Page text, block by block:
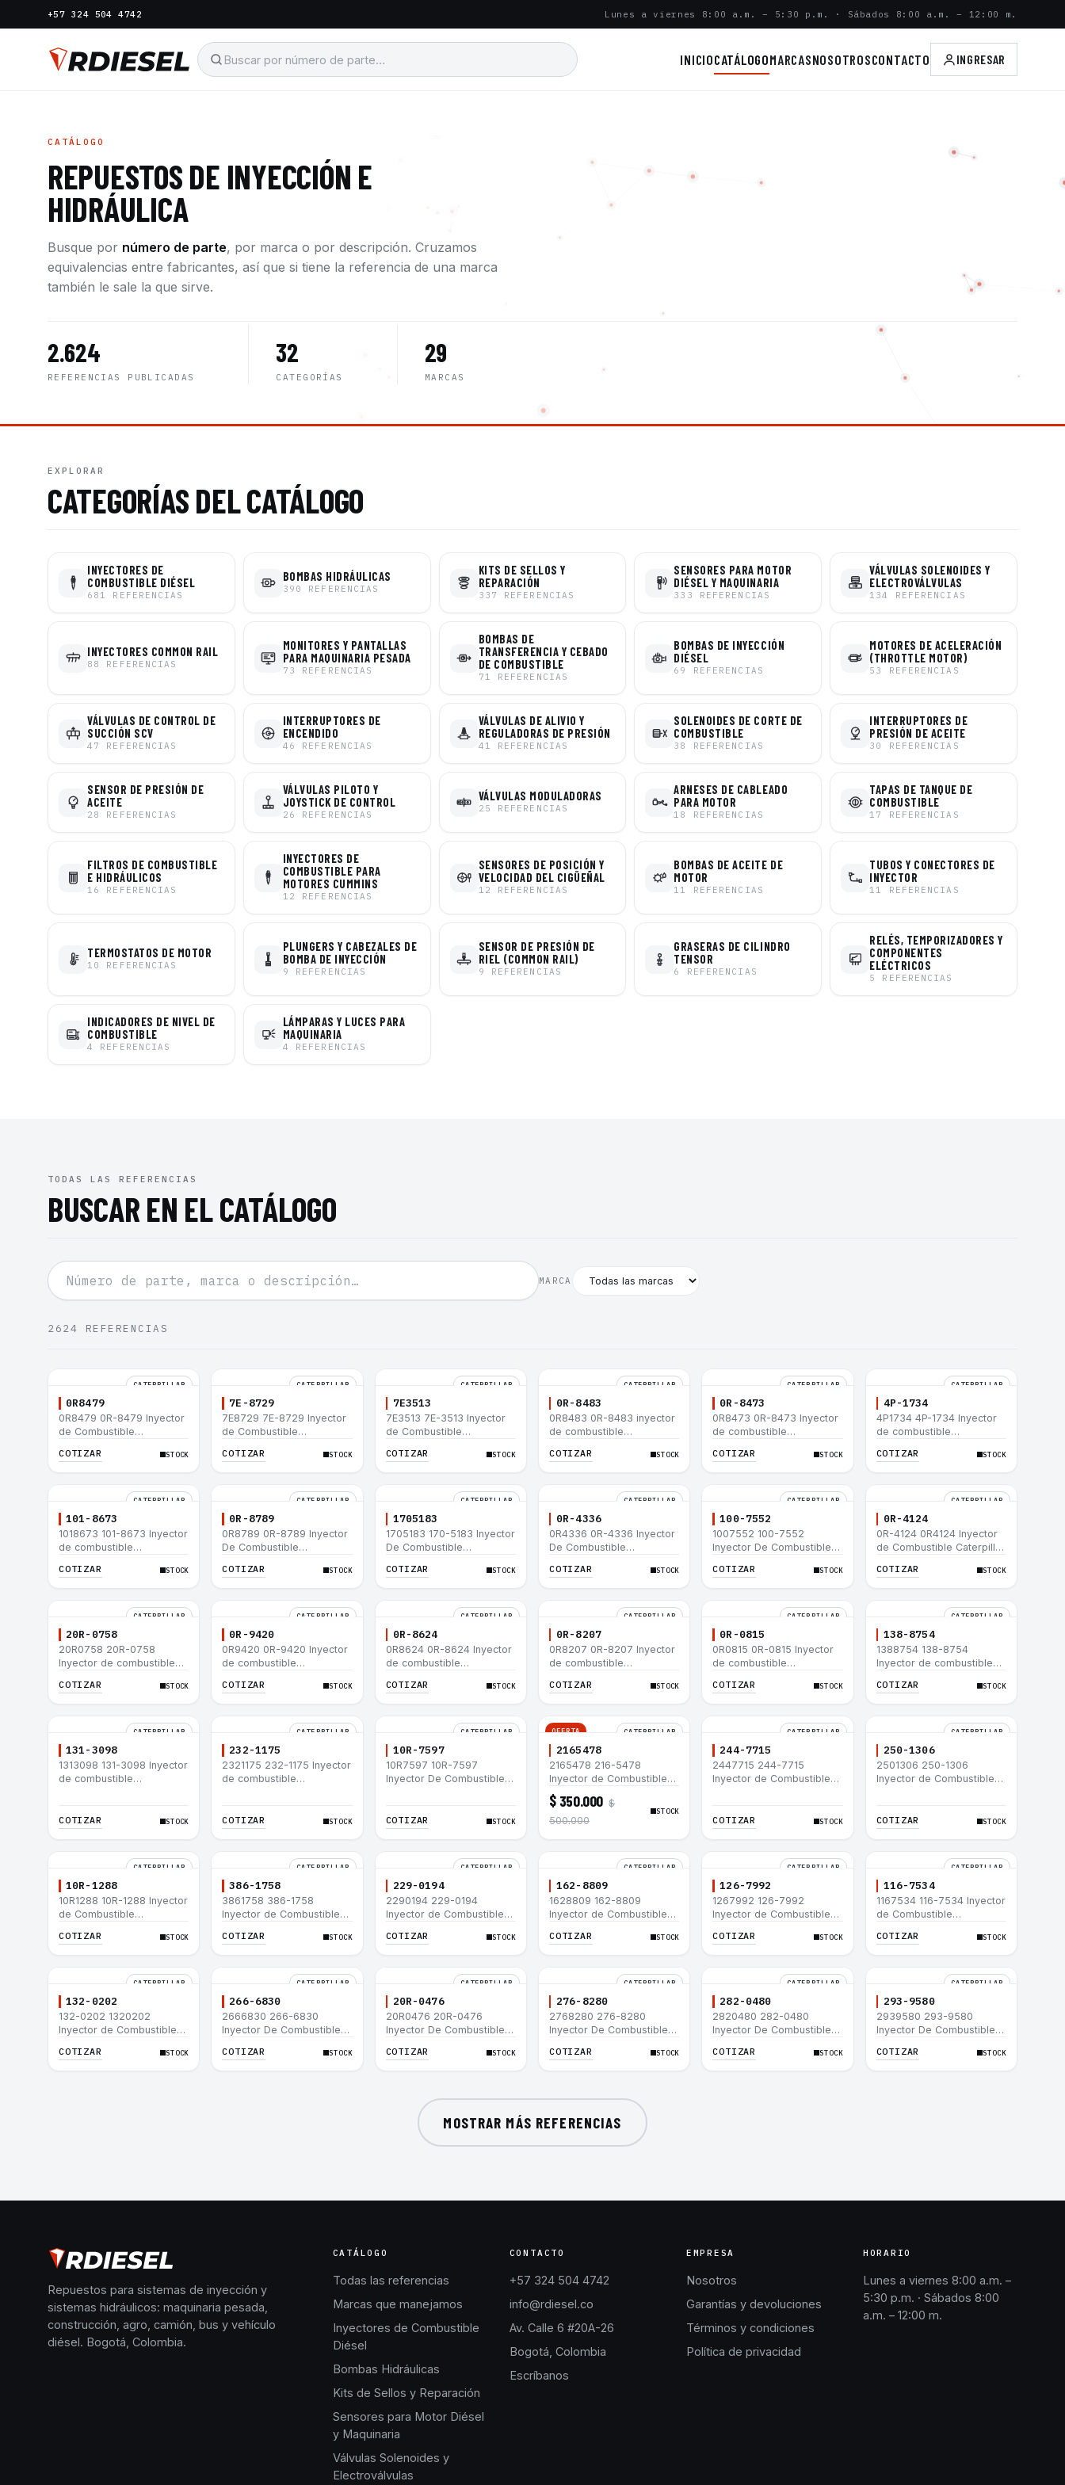
+57 324 504 4742 Lunes a viernes 8:00 a.m. – 5:30 p.m. · Sábados 8:00 a.m. – 12:00 m.
INICIOCATÁLOGOMARCASNOSOTROSCONTACTO INGRESAR
CATÁLOGO
REPUESTOS DE INYECCIÓN E
HIDRÁULICA
Busque por número de parte, por marca o por descripción. Cruzamos
equivalencias entre fabricantes, así que si tiene la referencia de una marca
también le sale la que sirve.
2.624
REFERENCIAS PUBLICADAS
32
CATEGORÍAS
29
MARCAS
EXPLORAR
CATEGORÍAS DEL CATÁLOGO
INYECTORES DE
COMBUSTIBLE DIÉSEL
681 REFERENCIAS
BOMBAS HIDRÁULICAS
390 REFERENCIAS
KITS DE SELLOS Y
REPARACIÓN
337 REFERENCIAS
SENSORES PARA MOTOR
DIÉSEL Y MAQUINARIA
333 REFERENCIAS
VÁLVULAS SOLENOIDES Y
ELECTROVÁLVULAS
134 REFERENCIAS
INYECTORES COMMON RAIL
88 REFERENCIAS
MONITORES Y PANTALLAS
PARA MAQUINARIA PESADA
73 REFERENCIAS
BOMBAS DE
TRANSFERENCIA Y CEBADO
DE COMBUSTIBLE
71 REFERENCIAS
BOMBAS DE INYECCIÓN
DIÉSEL
69 REFERENCIAS
MOTORES DE ACELERACIÓN
(THROTTLE MOTOR)
53 REFERENCIAS
VÁLVULAS DE CONTROL DE
SUCCIÓN SCV
47 REFERENCIAS
INTERRUPTORES DE
ENCENDIDO
46 REFERENCIAS
VÁLVULAS DE ALIVIO Y
REGULADORAS DE PRESIÓN
41 REFERENCIAS
SOLENOIDES DE CORTE DE
COMBUSTIBLE
38 REFERENCIAS
INTERRUPTORES DE
PRESIÓN DE ACEITE
30 REFERENCIAS
SENSOR DE PRESIÓN DE
ACEITE
28 REFERENCIAS
VÁLVULAS PILOTO Y
JOYSTICK DE CONTROL
26 REFERENCIAS
VÁLVULAS MODULADORAS
25 REFERENCIAS
ARNESES DE CABLEADO
PARA MOTOR
18 REFERENCIAS
TAPAS DE TANQUE DE
COMBUSTIBLE
17 REFERENCIAS
FILTROS DE COMBUSTIBLE
E HIDRÁULICOS
16 REFERENCIAS
INYECTORES DE
COMBUSTIBLE PARA
MOTORES CUMMINS
12 REFERENCIAS
SENSORES DE POSICIÓN Y
VELOCIDAD DEL CIGÜEÑAL
12 REFERENCIAS
BOMBAS DE ACEITE DE
MOTOR
11 REFERENCIAS
TUBOS Y CONECTORES DE
INYECTOR
11 REFERENCIAS
TERMOSTATOS DE MOTOR
10 REFERENCIAS
PLUNGERS Y CABEZALES DE
BOMBA DE INYECCIÓN
9 REFERENCIAS
SENSOR DE PRESIÓN DE
RIEL (COMMON RAIL)
9 REFERENCIAS
GRASERAS DE CILINDRO
TENSOR
6 REFERENCIAS
RELÉS, TEMPORIZADORES Y
COMPONENTES
ELÉCTRICOS
5 REFERENCIAS
INDICADORES DE NIVEL DE
COMBUSTIBLE
4 REFERENCIAS
LÁMPARAS Y LUCES PARA
MAQUINARIA
4 REFERENCIAS
TODAS LAS REFERENCIAS
BUSCAR EN EL CATÁLOGO
MARCA
2624 REFERENCIAS
CATERPILLAR
0R8479
0R8479 0R-8479 Inyector
de Combustible
IT12B IT14F IT14B 910E
COTIZAR STOCK
CATERPILLAR
7E-8729
7E8729 7E-8729 Inyector
de Combustible
IT12B IT14F IT14B 910E
COTIZAR STOCK
CATERPILLAR
7E3513
7E3513 7E-3513 Inyector
de Combustible
IT12B IT14F IT14B 910E
COTIZAR STOCK
CATERPILLAR
0R-8483
0R8483 0R-8483 inyector
de combustible
320-A N 320-A 320N
COTIZAR STOCK
CATERPILLAR
0R-8473
0R8473 0R-8473 Inyector
de combustible
3114 3116
COTIZAR STOCK
CATERPILLAR
4P-1734
4P1734 4P-1734 Inyector
de combustible
3114 3116
COTIZAR STOCK
CATERPILLAR
101-8673
1018673 101-8673 Inyector
de combustible
3114 3116
COTIZAR STOCK
CATERPILLAR
0R-8789
0R8789 0R-8789 Inyector
De Combustible
3406B 3406C RM-350B
COTIZAR STOCK
CATERPILLAR
1705183
1705183 170-5183 Inyector
De Combustible
330B 160H 12G 12H 140G
COTIZAR STOCK
CATERPILLAR
0R-4336
0R4336 0R-4336 Inyector
De Combustible
330B 160H 12G 12H 140G
COTIZAR STOCK
CATERPILLAR
100-7552
1007552 100-7552
Inyector De Combustible
330B 160H 12G 12H 140G
COTIZAR STOCK
CATERPILLAR
0R-4124
0R-4124 0R4124 Inyector
de Combustible Caterpillar
140H 12G 160H D6R D6H
COTIZAR STOCK
CATERPILLAR
20R-0758
20R0758 20R-0758
Inyector de combustible
775D D9R D10R 657E 631E
COTIZAR STOCK
CATERPILLAR
0R-9420
0R9420 0R-9420 Inyector
de combustible
775D D9R D10R 657E 631E
COTIZAR STOCK
CATERPILLAR
0R-8624
0R8624 0R-8624 Inyector
de combustible
775D D9R D10R 657E 631E
COTIZAR STOCK
CATERPILLAR
0R-8207
0R8207 0R-8207 Inyector
de combustible
775D D9R D10R 657E 631E
COTIZAR STOCK
CATERPILLAR
0R-0815
0R0815 0R-0815 Inyector
de combustible
775D D9R D10R 657E 631E
COTIZAR STOCK
CATERPILLAR
138-8754
1388754 138-8754
Inyector de combustible
775D D9R D10R 657E 631E
COTIZAR STOCK
CATERPILLAR
131-3098
1313098 131-3098 Inyector
de combustible
988F II
COTIZAR STOCK
CATERPILLAR
232-1175
2321175 232-1175 Inyector
de combustible
988F II
COTIZAR STOCK
CATERPILLAR
10R-7597
10R7597 10R-7597
Inyector De Combustible
L
COTIZAR STOCK
OFERTA CATERPILLAR
2165478
2165478 216-5478
Inyector de Combustible
para motor Caterpillar
3044C minicargador 236B
246B Bulldozer D3G D4G
$ 350.000 $
500.000
STOCK
CATERPILLAR
244-7715
2447715 244-7715
Inyector de Combustible
COTIZAR
STOCK
CATERPILLAR
250-1306
2501306 250-1306
Inyector de Combustible
992G
COTIZAR STOCK
CATERPILLAR
10R-1288
10R1288 10R-1288 Inyector
de Combustible
3512B 3516B 3516C 854G
COTIZAR STOCK
CATERPILLAR
386-1758
3861758 386-1758
Inyector de Combustible
3512B 3516B 3516C 854G
COTIZAR STOCK
CATERPILLAR
229-0194
2290194 229-0194
Inyector de Combustible
3512B 3516B 3516C 854G
COTIZAR STOCK
CATERPILLAR
162-8809
1628809 162-8809
Inyector de Combustible
3512B 3516B 3516C 854G
COTIZAR STOCK
CATERPILLAR
126-7992
1267992 126-7992
Inyector de Combustible
3512B 3516B 3516C 854G
COTIZAR STOCK
CATERPILLAR
116-7534
1167534 116-7534 Inyector
de Combustible
3512B 3516B 3516C 854G
COTIZAR STOCK
CATERPILLAR
132-0202
132-0202 1320202
Inyector de Combustible
3512B 3516B 3516C 854G
COTIZAR STOCK
CATERPILLAR
266-6830
2666830 266-6830
Inyector De Combustible
3054C 416D 422E
COTIZAR STOCK
CATERPILLAR
20R-0476
20R0476 20R-0476
Inyector De Combustible
3054C 416D 422E
COTIZAR STOCK
CATERPILLAR
276-8280
2768280 276-8280
Inyector De Combustible
953D
COTIZAR STOCK
CATERPILLAR
282-0480
2820480 282-0480
Inyector De Combustible
953D
COTIZAR STOCK
CATERPILLAR
293-9580
2939580 293-9580
Inyector De Combustible
953D
COTIZAR STOCK
MOSTRAR MÁS REFERENCIAS
Repuestos para sistemas de inyección y
sistemas hidráulicos: maquinaria pesada,
construcción, agro, camión, bus y vehículo
diésel. Bogotá, Colombia.
CATÁLOGO
Todas las referencias
Marcas que manejamos
Inyectores de Combustible
Diésel
Bombas Hidráulicas
Kits de Sellos y Reparación
Sensores para Motor Diésel
y Maquinaria
Válvulas Solenoides y
Electroválvulas
CONTACTO
+57 324 504 4742
info@rdiesel.co
Av. Calle 6 #20A-26
Bogotá, Colombia
Escríbanos
EMPRESA
Nosotros
Garantías y devoluciones
Términos y condiciones
Política de privacidad
HORARIO
Lunes a viernes 8:00 a.m. –
5:30 p.m. · Sábados 8:00
a.m. – 12:00 m.